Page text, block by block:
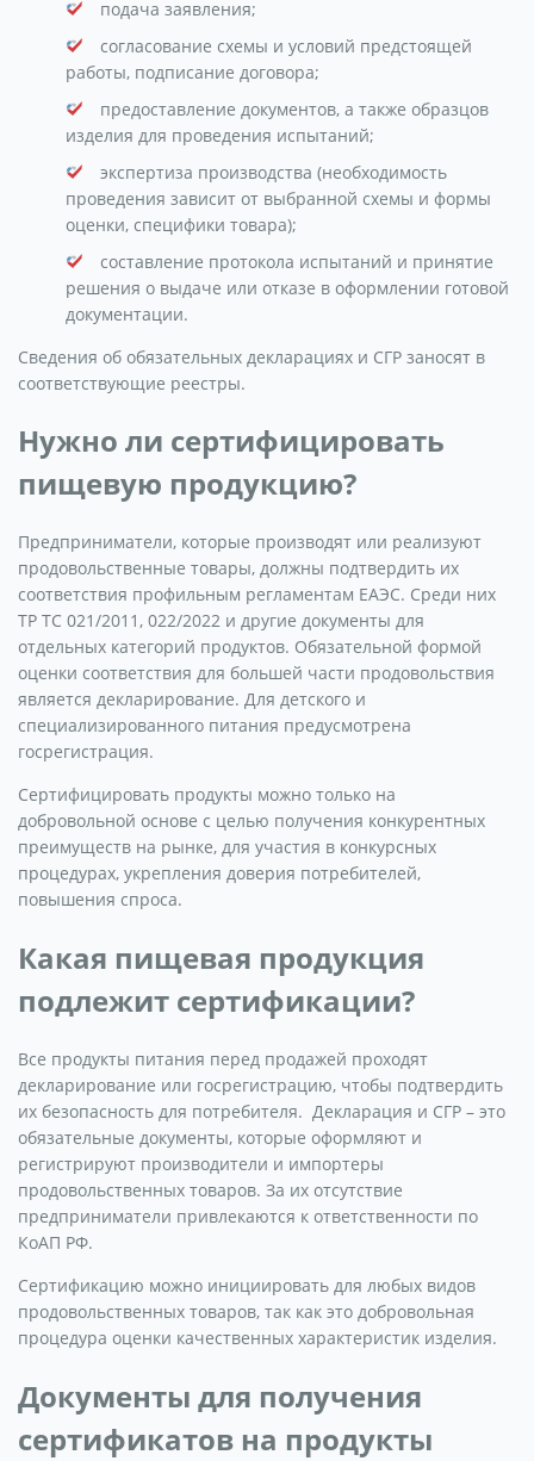
подача заявления;
согласование схемы и условий предстоящей
работы, подписание договора;
предоставление документов, а также образцов
изделия для проведения испытаний;
экспертиза производства (необходимость
проведения зависит от выбранной схемы и формы
оценки, специфики товара);
составление протокола испытаний и принятие
решения о выдаче или отказе в оформлении готовой
документации.
Сведения об обязательных декларациях и СГР заносят в
соответствующие реестры.
Нужно ли сертифицировать
пищевую продукцию?
Предприниматели, которые производят или реализуют
продовольственные товары, должны подтвердить их
соответствия профильным регламентам ЕАЭС. Среди них
ТР ТС 021/2011, 022/2022 и другие документы для
отдельных категорий продуктов. Обязательной формой
оценки соответствия для большей части продовольствия
является декларирование. Для детского и
специализированного питания предусмотрена
госрегистрация.
Сертифицировать продукты можно только на
добровольной основе с целью получения конкурентных
преимуществ на рынке, для участия в конкурсных
процедурах, укрепления доверия потребителей,
повышения спроса.
Какая пищевая продукция
подлежит сертификации?
Все продукты питания перед продажей проходят
декларирование или госрегистрацию, чтобы подтвердить
их безопасность для потребителя. Декларация и СГР – это
обязательные документы, которые оформляют и
регистрируют производители и импортеры
продовольственных товаров. За их отсутствие
предприниматели привлекаются к ответственности по
КоАП РФ.
Сертификацию можно инициировать для любых видов
продовольственных товаров, так как это добровольная
процедура оценки качественных характеристик изделия.
Документы для получения
сертификатов на продукты